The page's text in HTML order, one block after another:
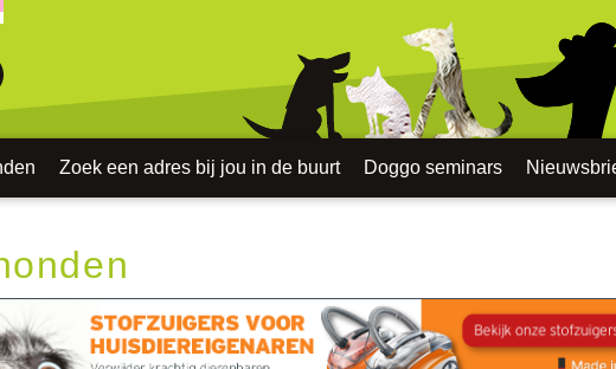
Zoek een adres bij jou in de buurt Doggo seminars